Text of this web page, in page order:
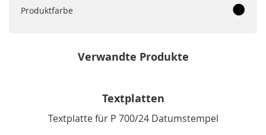
Produktfarbe
Verwandte Produkte
Textplatten
Textplatte für P 700/24 Datumstempel